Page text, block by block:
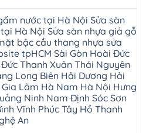
nước tại Hà Nội Sửa sàn
Hà Nội Sửa sàn nhựa giả gỗ
bậc cầu thang nhựa sửa
tpHCM Sài Gòn Hoài Đức
Thanh Xuân Thái Nguyên
Long Biên Hải Dương Hải
Lâm Hà Nam Hà Nội Hưng
Ninh Nam Định Sóc Sơn
Vĩnh Phúc Tây Hồ Thanh
An